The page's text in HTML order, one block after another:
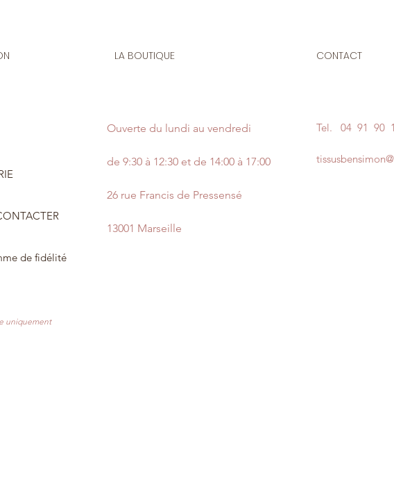
de fidélité
LA BOUTIQUE
Ouverte du lundi au vendredi
de 9:30 à 12:30 et de 14:00 à 17:00
26 rue Francis de Pressensé
13001 Marseille
CONTACT
Tel. 04 91 90
uniquement